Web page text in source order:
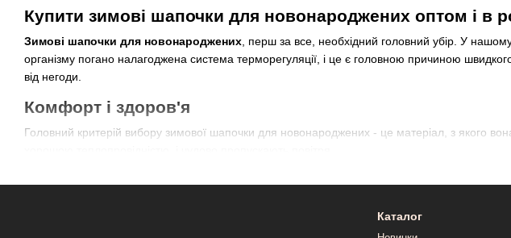
Купити зимові шапочки для новонароджених оптом і в
Зимові шапочки для новонароджених , перш за все, необхідний головний убір. У
організму погано налагоджена система терморегуляції, і це є головною причиною
від негоди.
Комфорт і здоров'я
Головний критерій вибору зимової шапочки для новонароджених - це матеріал, з якого
Каталог